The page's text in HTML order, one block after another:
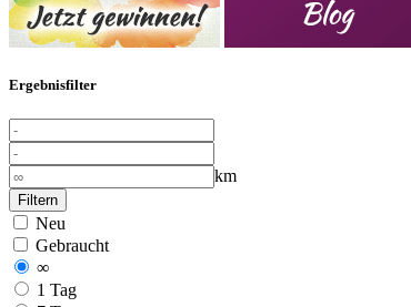
Ergebnisfilter
km
Filtern
Neu
Gebraucht
∞
1 Tag